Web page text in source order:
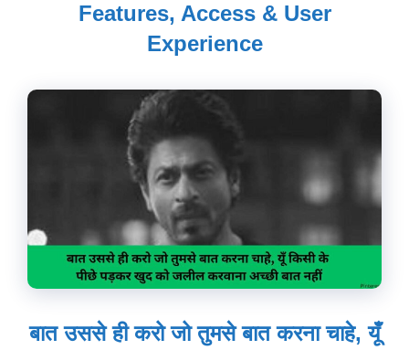
Features, Access & User
Experience
बात उससे ही करो जो तुमसे बात करना चाहे, यूँ